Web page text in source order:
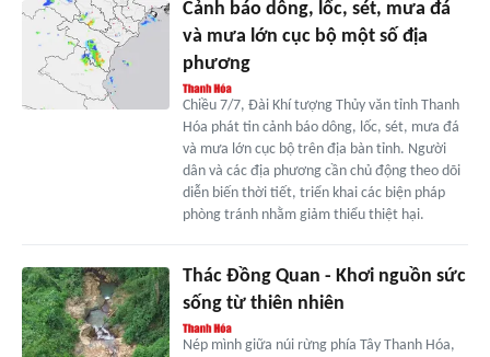
Cảnh báo dông, lốc, sét, mưa đá
và mưa lớn cục bộ một số địa
phương
Chiều 7/7, Đài Khí tượng Thủy văn tỉnh Thanh
Hóa phát tin cảnh báo dông, lốc, sét, mưa đá
và mưa lớn cục bộ trên địa bàn tỉnh. Người
dân và các địa phương cần chủ động theo dõi
diễn biến thời tiết, triển khai các biện pháp
phòng tránh nhằm giảm thiểu thiệt hại.
Thác Đồng Quan - Khơi nguồn sức
sống từ thiên nhiên
Nép mình giữa núi rừng phía Tây Thanh Hóa,